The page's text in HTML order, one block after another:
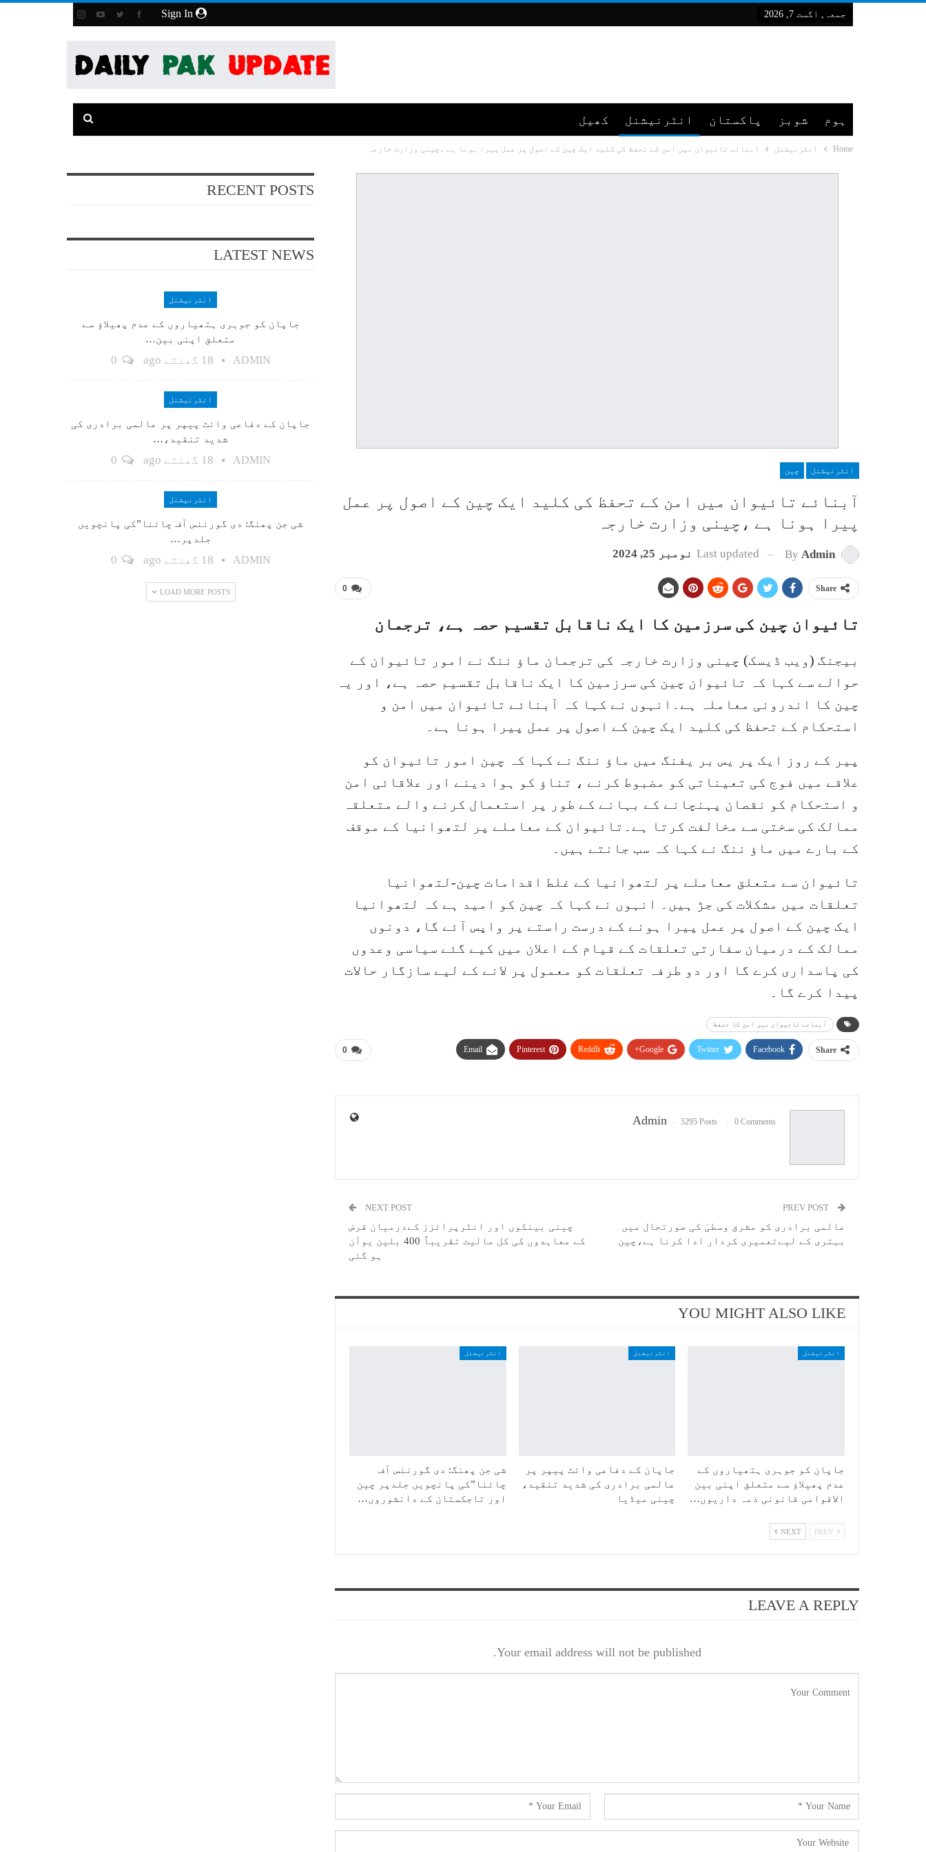
جمعہ, اگست 7, 2026
ہوم شوبز پاکستان انٹرنیشنل کھیل
Home انٹرنیشنل آبنائے تائیوان میں امن کے تحفظ کی کلید ایک چین کے اصول پر عمل پیرا ہونا ہے ،چینی وزارت خارجہ
انٹرنیشنل چین
آبنائے تائیوان میں امن کے تحفظ کی کلید ایک چین کے اصول پر عمل
پیرا ہونا ہے ،چینی وزارت خارجہ
By Admin
Last updated نومبر 25, 2024
0 Share
تائیوان چین کی سرزمین کا ایک ناقابل تقسیم حصہ ہے، ترجمان
بیجنگ (ویب ڈیسک) چینی وزارت خارجہ کی ترجمان ماؤ ننگ نے امور تائیوان کے
حوالے سے کہا کہ تائیوان چین کی سرزمین کا ایک ناقابل تقسیم حصہ ہے، اور یہ
چین کا اندرونی معاملہ ہے۔انہوں نے کہا کہ آبنائے تائیوان میں امن و
استحکام کے تحفظ کی کلید ایک چین کے اصول پر عمل پیرا ہونا ہے۔
پیر کے روز ایک پر یس بر یفنگ میں ماؤ ننگ نے کہا کہ چین امور تائیوان کو
علاقے میں فوج کی تعیناتی کو مضبوط کرنے ، تناؤ کو ہوا دینے اور علاقائی امن
و استحکام کو نقصان پہنچانے کے بہانے کے طور پر استعمال کرنے والے متعلقہ
ممالک کی سختی سے مخالفت کرتا ہے۔تائیوان کے معاملے پر لتھوانیا کے موقف
کے بارے میں ماؤ ننگ نے کہا کہ سب جانتے ہیں۔
تائیوان سے متعلق معاملے پر لتھوانیا کے غلط اقدامات چین-لتھوانیا
تعلقات میں مشکلات کی جڑ ہیں۔ انہوں نے کہا کہ چین کو امید ہے کہ لتھوانیا
ایک چین کے اصول پر عمل پیرا ہونے کے درست راستے پر واپس آئے گا، دونوں
ممالک کے درمیان سفارتی تعلقات کے قیام کے اعلان میں کیے گئے سیاسی وعدوں
کی پاسداری کرے گا اور دو طرفہ تعلقات کو معمول پر لانے کے لیے سازگار حالات
پیدا کرے گا۔
آبنائے تائیوان میں امن کا تحفظ
0 Share
Facebook
Twitter
Google+
ReddIt
Pinterest
Email
Admin 5295 Posts 0 Comments
عالمی برادری کو مشرق وسطیٰ کی صورتحال میں
بہتری کے لیےتعمیری کردار ادا کرنا ہے،چین
NEXT POST
چینی بینکوں اور انٹرپرائزز کےدرمیان قرض
کے معاہدوں کی کل مالیت تقریباً 400 بلین یوآن
ہو گئی
YOU MIGHT ALSO LIKE
انٹرنیشنل
جاپان کو جوہری ہتھیاروں کے
عدم پھیلاؤ سے متعلق اپنی بین
الاقوامی قانونی ذمہ داریوں…
انٹرنیشنل
جاپان کے دفاعی وائٹ پیپر پر
عالمی برادری کی شدید تنقید،
چینی میڈیا
انٹرنیشنل
شی جن پھنگ: دی گورننس آف
چائنا”کی پانچویں جلدپر چین
اور تاجکستان کے دانشوروں…
NEXT
LEAVE A REPLY
Your email address will not be published.
RECENT POSTS
LATEST NEWS
انٹرنیشنل
جاپان کو جوہری ہتھیاروں کے عدم پھیلاؤ سے
متعلق اپنی بین…
ADMIN 18 گھنٹے ago
انٹرنیشنل
جاپان کے دفاعی وائٹ پیپر پر عالمی برادری کی
شدید تنقید،…
ADMIN 18 گھنٹے ago
انٹرنیشنل
شی جن پھنگ: دی گورننس آف چائنا”کی پانچویں
جلدپر…
ADMIN 18 گھنٹے ago
LOAD MORE POSTS